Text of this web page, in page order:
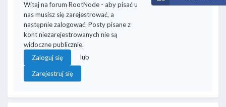
Witaj na forum RootNode - aby pisać u
nas musisz się zarejestrować, a
następnie zalogować. Posty pisane z
kont niezarejestrowanych nie są
widoczne publicznie.
Zaloguj się
lub
Zarejestruj się